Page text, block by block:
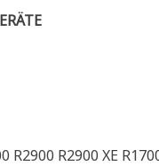
R2900 R2900 XE